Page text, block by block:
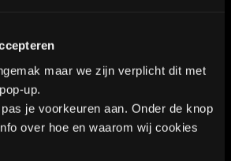
maar we zijn verplicht dit met
up.
je voorkeuren aan. Onder de knop
over hoe en waarom wij cookies
| BTW nummer: NL002036941B22 |